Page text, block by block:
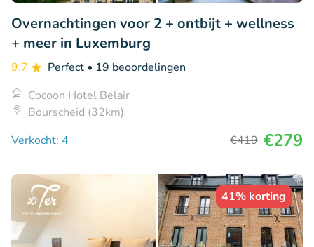
Overnachtingen voor 2 + ontbijt + wellness
+ meer in Luxemburg
9.7 Perfect • 19 beoordelingen
Cocoon Hotel Belair
Bourscheid (32km)
Verkocht: 4
€419 €279
41% korting